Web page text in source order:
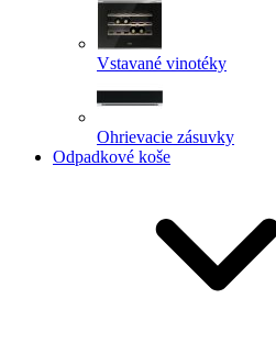
Vstavané vinotéky
Ohrievacie zásuvky
Odpadkové koše